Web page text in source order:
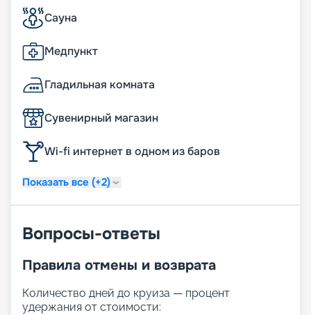
Сауна
Медпункт
Гладильная комната
Сувенирный магазин
Wi-fi интернет в одном из баров
Показать все (+2)
Вопросы-ответы
Правила отмены и возврата
Количество дней до круиза — процент
удержания от стоимости: